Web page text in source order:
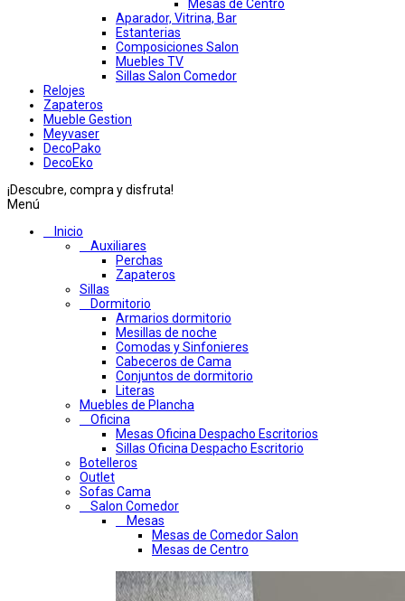
Mesas de Centro
Aparador, Vitrina, Bar
Estanterias
Composiciones Salon
Muebles TV
Sillas Salon Comedor
Relojes
Zapateros
Mueble Gestion
Meyvaser
DecoPako
DecoEko
¡Descubre, compra y disfruta!
Menú
Inicio
Auxiliares
Perchas
Zapateros
Sillas
Dormitorio
Armarios dormitorio
Mesillas de noche
Comodas y Sinfonieres
Cabeceros de Cama
Conjuntos de dormitorio
Literas
Muebles de Plancha
Oficina
Mesas Oficina Despacho Escritorios
Sillas Oficina Despacho Escritorio
Botelleros
Outlet
Sofas Cama
Salon Comedor
Mesas
Mesas de Comedor Salon
Mesas de Centro